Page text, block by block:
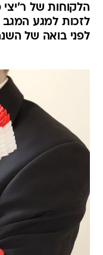
הלקוחות של ר'יצי
לזכות למגע
לפני בואה של